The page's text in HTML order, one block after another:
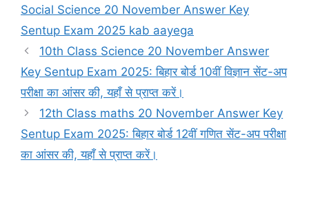
Social Science 20 November Answer Key
Sentup Exam 2025 kab aayega
10th Class Science 20 November Answer
Key Sentup Exam 2025: बिहार बोर्ड 10वीं विज्ञान सेंट-अप
परीक्षा का आंसर की, यहाँ से प्राप्त करें।
12th Class maths 20 November Answer Key
Sentup Exam 2025: बिहार बोर्ड 12वीं गणित सेंट-अप परीक्षा
का आंसर की, यहाँ से प्राप्त करें।